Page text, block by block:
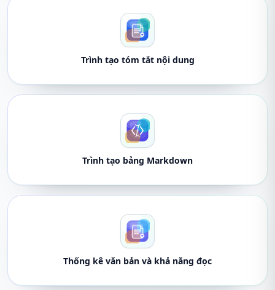
Trình tạo tóm tắt nội dung
Trình tạo bảng Markdown
Thống kê văn bản và khả năng đọc